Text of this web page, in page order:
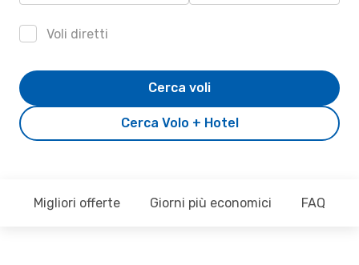
Voli diretti
Cerca Volo + Hotel
Cerca voli
Migliori offerte Giorni più economici FAQ